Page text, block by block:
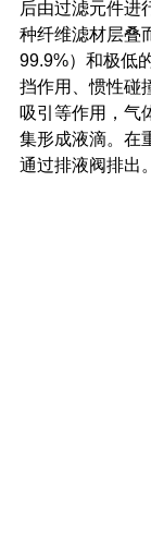
后由过滤元件进
种纤维滤材层叠
99.9%）和极低
挡作用、惯性碰
吸引等作用，气
集形成液滴。在
通过排液阀排出。